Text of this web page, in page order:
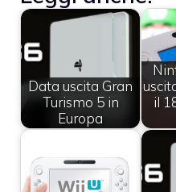
Data uscita Gran
Turismo 5 in
Europa
il